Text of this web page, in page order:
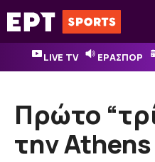
Μετάβαση
σε
περιεχόμενο
LIVE TV ΕΡΑΣΠΟΡ
Πρώτο
την